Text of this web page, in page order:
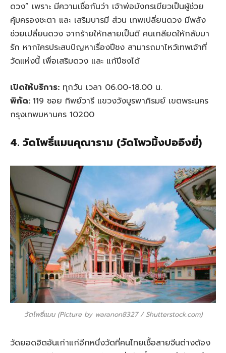
ดวง” เพราะ มีความเชื่อกันว่า เจ้าพ่อมังกรเขียวเป็นผู้ช่วย
คุ้มครองชะตา และ เสริมบารมี ส่วน เทพเปลี่ยนดวง มีพลัง
ช่วยเปลี่ยนดวง จากร้ายให้กลายเป็นดี คนเกลียดให้กลับมา
รัก หากใครประสบปัญหาเรื่องปีชง สามารถมาไหว้เทพเจ้าที่
วัดแห่งนี้ เพื่อเสริมดวง และ แก้ปีชงได้
เปิดให้บริการ: ทุกวัน เวลา 06.00-18.00 น.
พิกัด: 119 ซอย ทิพย์วารี แขวงวังบูรพาภิรมย์ เขตพระนคร
กรุงเทพมหานคร 10200
4. วัดโพธิ์แมนคุณาราม (วัดโพวมิ้งปออึงยี่)
วัดโพธิ์แมน (Picture by waranon8327 / Shutterstock.com)
วัดยอดฮิตอันเก่าแก่อีกหนึ่งวัดที่คนไทยเชื้อสายจีนต่างต้อง